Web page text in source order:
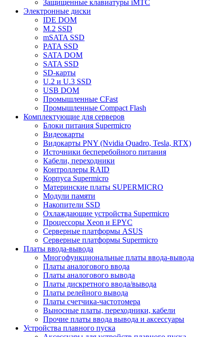
Защищенные клавиатуры iMTC
Электронные диски
IDE DOM
M.2 SSD
mSATA SSD
PATA SSD
SATA DOM
SATA SSD
SD-карты
U.2 и U.3 SSD
USB DOM
Промышленные CFast
Промышленные Compact Flash
Комплектующие для серверов
Блоки питания Supermicro
Видеокарты
Видокарты PNY (Nvidia Quadro, Tesla, RTX)
Источники бесперебойного питания
Кабели, переходники
Контроллеры RAID
Корпуса Supermicro
Материнские платы SUPERMICRO
Модули памяти
Накопители SSD
Охлаждающие устройства Supermicro
Процессоры Xeon и EPYC
Серверные платформы ASUS
Серверные платформы Supermicro
Платы ввода-вывода
Многофункциональные платы ввода-вывода
Платы аналогового ввода
Платы аналогового вывода
Платы дискретного ввода/вывода
Платы релейного вывода
Платы счетчика-частотомера
Выносные платы, переходники, кабели
Прочие платы ввода вывода и аксессуары
Устройства плавного пуска